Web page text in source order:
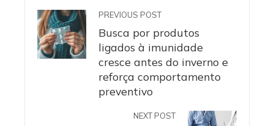
PREVIOUS POST
Busca por produtos
ligados à imunidade
cresce antes do inverno e
reforça comportamento
preventivo
NEXT POST